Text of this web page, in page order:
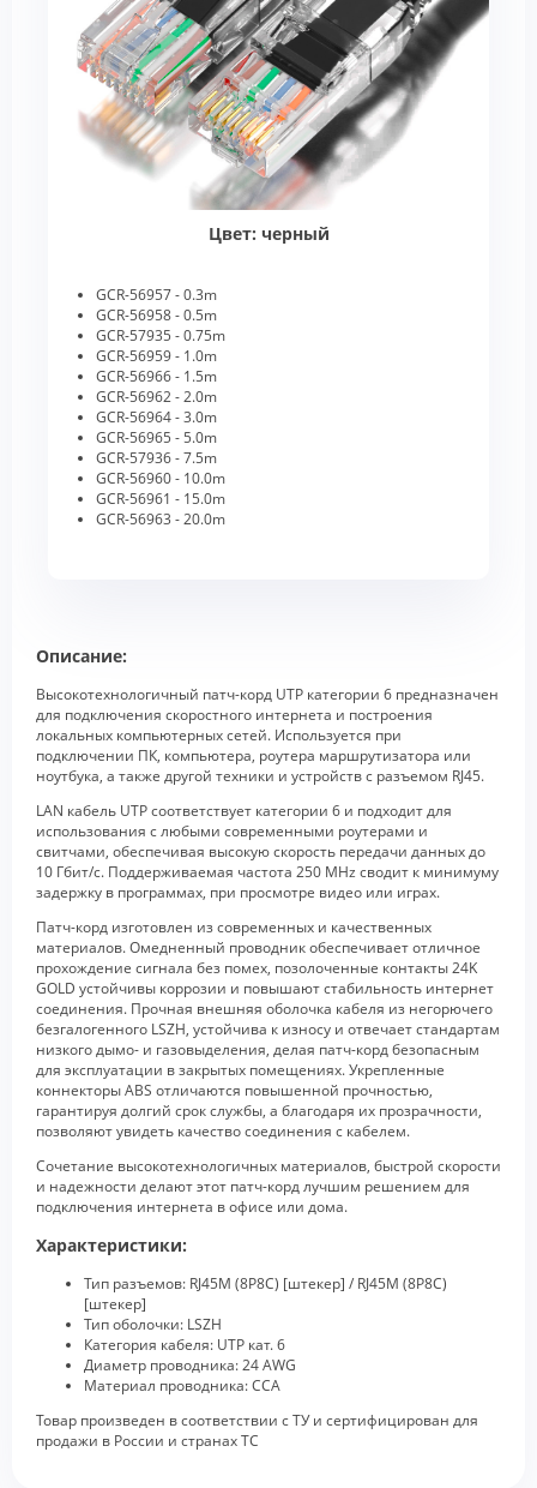
Цвет: черный
GCR-56957 - 0.3m
GCR-56958 - 0.5m
GCR-57935 - 0.75m
GCR-56959 - 1.0m
GCR-56966 - 1.5m
GCR-56962 - 2.0m
GCR-56964 - 3.0m
GCR-56965 - 5.0m
GCR-57936 - 7.5m
GCR-56960 - 10.0m
GCR-56961 - 15.0m
GCR-56963 - 20.0m
Описание:
Высокотехнологичный патч-корд UTP категории 6 предназначен
для подключения скоростного интернета и построения
локальных компьютерных сетей. Используется при
подключении ПК, компьютера, роутера маршрутизатора или
ноутбука, а также другой техники и устройств с разъемом RJ45.
LAN кабель UTP соответствует категории 6 и подходит для
использования с любыми современными роутерами и
свитчами, обеспечивая высокую скорость передачи данных до
10 Гбит/с. Поддерживаемая частота 250 MHz сводит к минимуму
задержку в программах, при просмотре видео или играх.
Патч-корд изготовлен из современных и качественных
материалов. Омедненный проводник обеспечивает отличное
прохождение сигнала без помех, позолоченные контакты 24K
GOLD устойчивы коррозии и повышают стабильность интернет
соединения. Прочная внешняя оболочка кабеля из негорючего
безгалогенного LSZH, устойчива к износу и отвечает стандартам
низкого дымо- и газовыделения, делая патч-корд безопасным
для эксплуатации в закрытых помещениях. Укрепленные
коннекторы ABS отличаются повышенной прочностью,
гарантируя долгий срок службы, а благодаря их прозрачности,
позволяют увидеть качество соединения с кабелем.
Сочетание высокотехнологичных материалов, быстрой скорости
и надежности делают этот патч-корд лучшим решением для
подключения интернета в офисе или дома.
Характеристики:
Тип разъемов: RJ45M (8P8C) [штекер] / RJ45M (8P8C)
[штекер]
Тип оболочки: LSZH
Категория кабеля: UTP кат. 6
Диаметр проводника: 24 AWG
Материал проводника: CCA
Товар произведен в соответствии с ТУ и сертифицирован для
продажи в России и странах ТС